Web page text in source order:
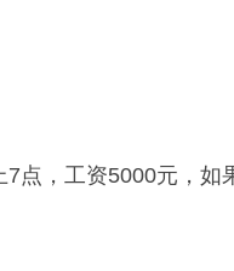
点，工资5000元，如